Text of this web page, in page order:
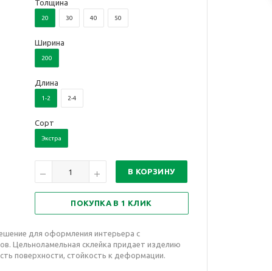
Толщина
20 30 40 50
Ширина
200
Длина
1-2 2-4
Сорт
Экстра
В КОРЗИНУ
ПОКУПКА В 1 КЛИК
для оформления интерьера с
Цельноламельная склейка придает изделию
поверхности, стойкость к деформации.